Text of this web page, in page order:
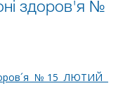
здоров'я №
№ 15 ЛЮТИЙ